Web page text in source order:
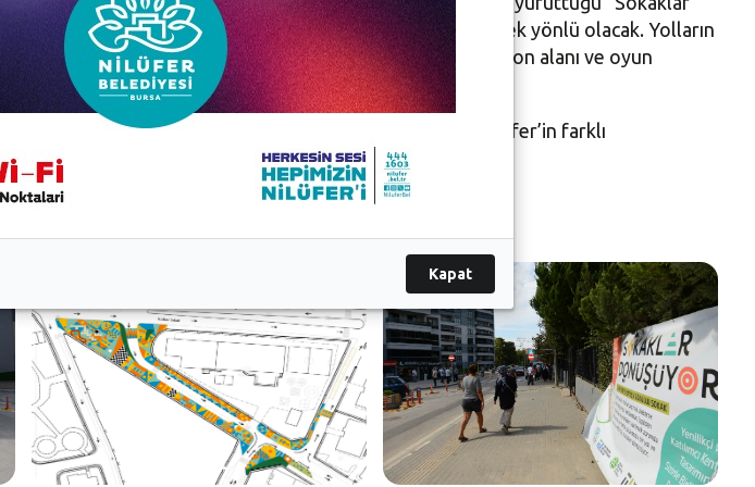
amaçlanıyor. Bu kapsamda Sokullu Sokak’ta trafik tek yönlü olacak. Yolların
ve eğlenceli bir hale getirilecek. Bölgede ayrıca, rekreasyon alanı ve oyun
bir ortam oluşturulacak.
hayata geçirilen bu çalışmanın gelecekte Nilüfer’in farklı
Kapat